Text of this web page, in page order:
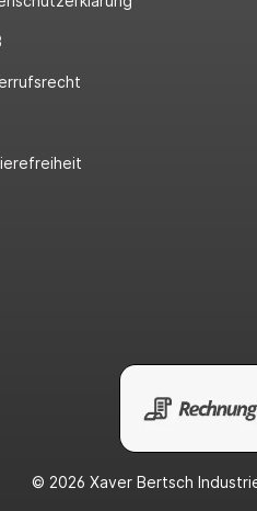
© 2026 Xaver Bertsch